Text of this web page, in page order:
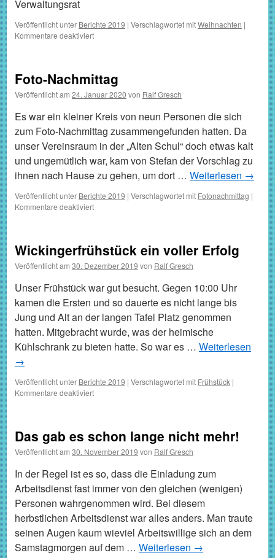
Verwaltungsrat
Veröffentlicht unter Berichte 2019 | Verschlagwortet mitWeihnachten |
Kommentare deaktiviertfür
Foto-Nachmittag
Veröffentlicht am 24. Januar 2020 von Ralf Gresch
Es war ein kleiner Kreis von neun Personen die sich
zum Foto-Nachmittag zusammengefunden hatten. Da
unser Vereinsraum in der „Alten Schul“ doch etwas kalt
und ungemütlich war, kam von Stefan der Vorschlag zu
ihnen nach Hause zu gehen, um dort … Weiterlesen →
Veröffentlicht unter Berichte 2019 | Verschlagwortet mit Fotonachmittag |
Kommentare deaktiviertfür
Wickingerfrühstück ein voller Erfolg
Veröffentlicht am 30. Dezember 2019 von Ralf Gresch
Unser Frühstück war gut besucht. Gegen 10:00 Uhr
kamen die Ersten und so dauerte es nicht lange bis
Jung und Alt an der langen Tafel Platz genommen
hatten. Mitgebracht wurde, was der heimische
Kühlschrank zu bieten hatte. So war es … Weiterlesen
→
Veröffentlicht unter Berichte 2019 | Verschlagwortet mit Frühstück |
Kommentare deaktiviertfür
Erfolg
Das gab es schon lange nicht mehr!
Veröffentlicht am 30. November 2019 von Ralf Gresch
In der Regel ist es so, dass die Einladung zum
Arbeitsdienst fast immer von den gleichen (wenigen)
Personen wahrgenommen wird. Bei diesem
herbstlichen Arbeitsdienst war alles anders. Man traute
seinen Augen kaum wieviel Arbeitswillige sich an dem
Samstagmorgen auf dem … Weiterlesen →